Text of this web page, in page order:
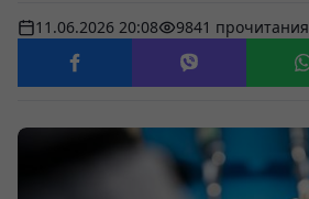
11.06.2026 20:08 9841 прочитания